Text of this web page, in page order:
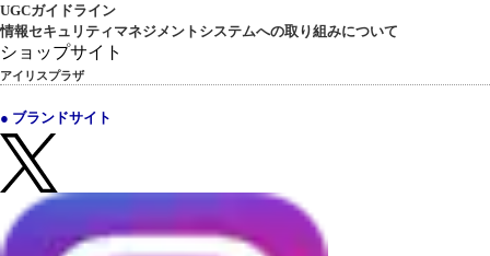
UGCガイドライン
情報セキュリティマネジメントシステムへの取り組みについて
ショップサイト
アイリスプラザ
● ブランドサイト